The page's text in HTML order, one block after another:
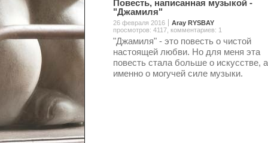
Повесть, написанная музыкой -
"Джамиля"
26 февраля 2016
Aray RYSBAY
просмотров: 4117 комментариев: 1
"Джамиля" - это повесть о чистой
настоящей любви. Но для меня эта
повесть стала больше о искусстве, а
именно о могучей силе музыки.